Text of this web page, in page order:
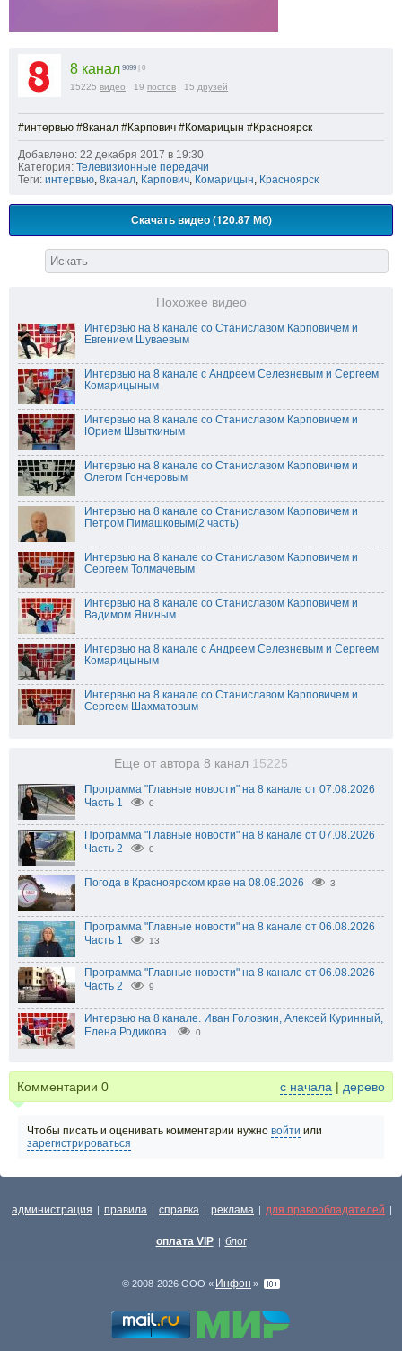
8 канал 9099 | 0
15225 видео 19 постов 15 друзей
#интервью #8канал #Карпович #Комарицын #Красноярск
Добавлено: 22 декабря 2017 в 19:30
Категория: Телевизионные передачи
Теги: интервью, 8канал, Карпович, Комарицын, Красноярск
Скачать видео (120.87 Мб)
Похожее видео
Интервью на 8 канале со Станиславом Карповичем и
Евгением Шуваевым
Интервью на 8 канале с Андреем Селезневым и Сергеем
Комарицыным
Интервью на 8 канале со Станиславом Карповичем и
Юрием Швыткиным
Интервью на 8 канале со Станиславом Карповичем и
Олегом Гончеровым
Интервью на 8 канале со Станиславом Карповичем и
Петром Пимашковым(2 часть)
Интервью на 8 канале со Станиславом Карповичем и
Сергеем Толмачевым
Интервью на 8 канале со Станиславом Карповичем и
Вадимом Яниным
Интервью на 8 канале с Андреем Селезневым и Сергеем
Комарицыным
Интервью на 8 канале со Станиславом Карповичем и
Сергеем Шахматовым
Еще от автора 8 канал 15225
Программа "Главные новости" на 8 канале от 07.08.2026
Часть 1
0
Программа "Главные новости" на 8 канале от 07.08.2026
Часть 2
0
Погода в Красноярском крае на 08.08.2026 3
Программа "Главные новости" на 8 канале от 06.08.2026
Часть 1
13
Программа "Главные новости" на 8 канале от 06.08.2026
Часть 2
9
Интервью на 8 канале. Иван Головкин, Алексей Куринный,
Елена Родикова.
0
Комментарии 0 с начала | дерево
Чтобы писать и оценивать комментарии нужно войти или
зарегистрироваться
администрация | правила | справка | реклама | для правообладателей |
оплата VIP | блог
© 2008-2026 ООО « Инфон »